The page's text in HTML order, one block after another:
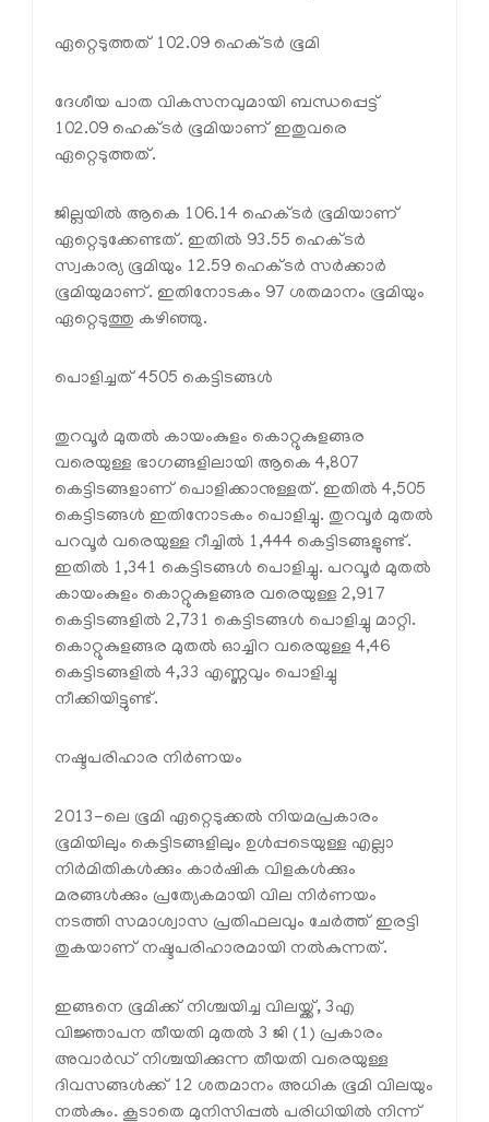
ഏറ്റെടുത്തത് 102.09 ഹെക്ടര്‍ ഭൂമി
ദേശീയ പാത വികസനവുമായി ബന്ധപ്പെട്ട്
102.09 ഹെക്ടര്‍ ഭൂമിയാണ് ഇതുവരെ
ഏറ്റെടുത്തത്.
ജില്ലയില്‍ ആകെ 106.14 ഹെക്ടര്‍ ഭൂമിയാണ്
ഏറ്റെടുക്കേണ്ടത്. ഇതില്‍ 93.55 ഹെക്ടര്‍
സ്വകാര്യ ഭൂമിയും 12.59 ഹെക്ടര്‍ സര്‍ക്കാര്‍
ഭൂമിയുമാണ്. ഇതിനോടകം 97 ശതമാനം ഭൂമിയും
ഏറ്റെടുത്തു കഴിഞ്ഞു.
പൊളിച്ചത് 4505 കെട്ടിടങ്ങള്‍
തുറവൂര്‍ മുതല്‍ കായംകുളം കൊറ്റുകുളങ്ങര
വരെയുള്ള ഭാഗങ്ങളിലായി ആകെ 4,807
കെട്ടിടങ്ങളാണ് പൊളിക്കാനുള്ളത്. ഇതില്‍ 4,505
കെട്ടിടങ്ങള്‍ ഇതിനോടകം പൊളിച്ചു. തുറവൂര്‍ മുതല്‍
പറവൂര്‍ വരെയുള്ള റീച്ചില്‍ 1,444 കെട്ടിടങ്ങളുണ്ട്.
ഇതില്‍ 1,341 കെട്ടിടങ്ങള്‍ പൊളിച്ചു. പറവൂര്‍ മുതല്‍
കായംകുളം കൊറ്റുകുളങ്ങര വരെയുള്ള 2,917
കെട്ടിടങ്ങളില്‍ 2,731 കെട്ടിടങ്ങള്‍ പൊളിച്ചു മാറ്റി.
കൊറ്റുകുളങ്ങര മുതല്‍ ഓച്ചിറ വരെയുള്ള 4,46
കെട്ടിടങ്ങളില്‍ 4,33 എണ്ണവും പൊളിച്ചു
നീക്കിയിട്ടുണ്ട്.
നഷ്ടപരിഹാര നിര്‍ണയം
2013-ലെ ഭൂമി ഏറ്റെടുക്കല്‍ നിയമപ്രകാരം
ഭൂമിയിലും കെട്ടിടങ്ങളിലും ഉള്‍പ്പടെയുള്ള എല്ലാ
നിര്‍മിതികള്‍ക്കും കാര്‍ഷിക വിളകള്‍ക്കും
മരങ്ങള്‍ക്കും പ്രത്യേകമായി വില നിര്‍ണയം
നടത്തി സമാശ്വാസ പ്രതിഫലവും ചേര്‍ത്ത് ഇരട്ടി
തുകയാണ് നഷ്ടപരിഹാരമായി നല്‍കുന്നത്.
ഇങ്ങനെ ഭൂമിക്ക് നിശ്ചയിച്ച വിലയ്ക്ക്, 3എ
വിജ്ഞാപന തീയതി മുതല്‍ 3 ജി (1) പ്രകാരം
അവാര്‍ഡ് നിശ്ചയിക്കുന്ന തീയതി വരെയുള്ള
ദിവസങ്ങള്‍ക്ക് 12 ശതമാനം അധിക ഭൂമി വിലയും
നല്‍കും. കൂടാതെ മുനിസിപ്പല്‍ പരിധിയില്‍ നിന്ന്